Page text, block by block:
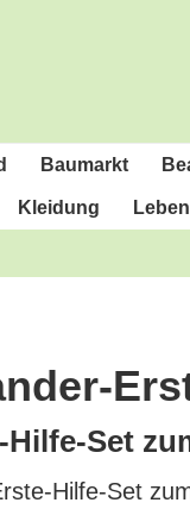
Bau­markt
Klei­dung
Set
Hil­fe-Set